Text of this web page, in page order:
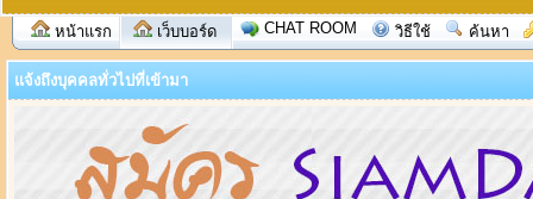
หน้าแรก เว็บบอร์ด CHAT ROOM วิธีใช้ ค้นหา
แจ้งถึงบุคคลทั่วไปที่เข้ามา